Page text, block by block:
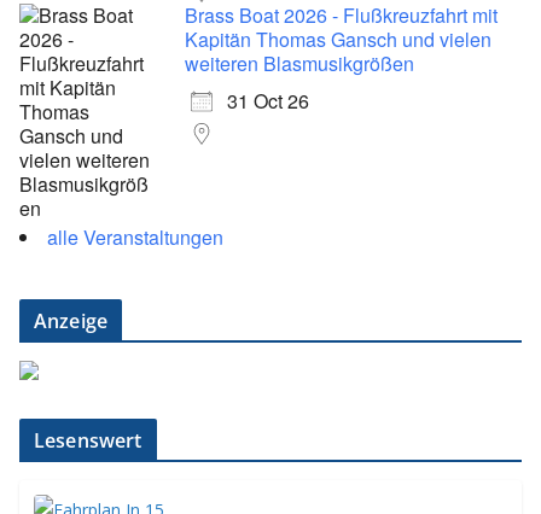
Brass Boat 2026 - Flußkreuzfahrt mit
Kapitän Thomas Gansch und vielen
weiteren Blasmusikgrößen
31 Oct 26
alle Veranstaltungen
Anzeige
Lesenswert